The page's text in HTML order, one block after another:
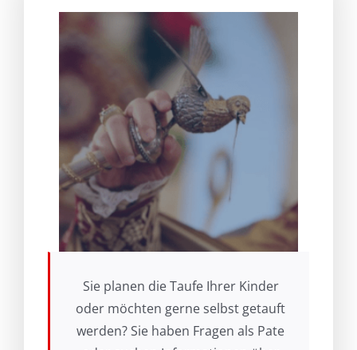
Sie planen die Taufe Ihrer Kinder
oder möchten gerne selbst getauft
werden? Sie haben Fragen als Pate